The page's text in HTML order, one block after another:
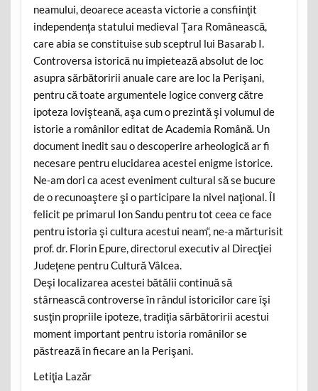
neamului, deoarece aceasta victorie a consfiinţit
independenţa statului medieval Ţara Românească,
care abia se constituise sub sceptrul lui Basarab I.
Controversa istorică nu impietează absolut de loc
asupra sărbătoririi anuale care are loc la Perişani,
pentru că toate argumentele logice converg către
ipoteza lovişteană, aşa cum o prezintă şi volumul de
istorie a românilor editat de Academia Română. Un
document inedit sau o descoperire arheologică ar fi
necesare pentru elucidarea acestei enigme istorice.
Ne-am dori ca acest eveniment cultural să se bucure
de o recunoaştere şi o participare la nivel naţional. Îl
felicit pe primarul Ion Sandu pentru tot ceea ce face
pentru istoria şi cultura acestui neam“, ne-a mărturisit
prof. dr. Florin Epure, directorul executiv al Direcţiei
Judeţene pentru Cultură Vâlcea.
Deşi localizarea acestei bătălii continuă să
stârnească controverse în rândul istoricilor care îşi
susţin propriile ipoteze, tradiţia sărbătoririi acestui
moment important pentru istoria românilor se
păstrează în fiecare an la Perişani.
Letiţia Lazăr